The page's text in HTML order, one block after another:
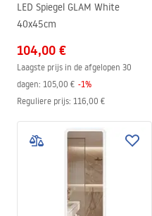
LED Spiegel GLAM White
40x45cm
104,00 €
Laagste prijs in de afgelopen 30
dagen: 105,00 € -1%
Reguliere prijs: 116,00 €